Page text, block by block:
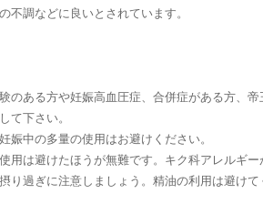
不調などに良いとされています。
ある方や妊娠高血圧症、合併症がある方、
て下さい。
中の多量の使用はお避けください。
は避けたほうが無難です。キク科アレルギー
過ぎに注意しましょう。精油の利用は避けて